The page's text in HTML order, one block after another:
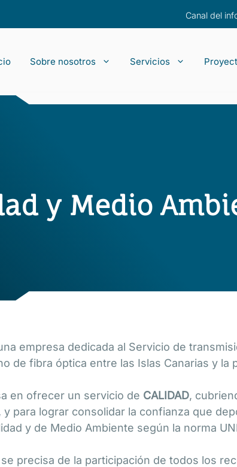
Canal del
Sobre nosotros
La Empresa
Servicios
Tránsito IP
Proyectos de despliegue
y Medio
empresa dedicada al Servicio de
de fibra óptica entre las Islas Canarias y
en ofrecer un servicio de CALIDAD,
para lograr consolidar la confianza que
y de Medio Ambiente según la norma
precisa de la participación de todos los